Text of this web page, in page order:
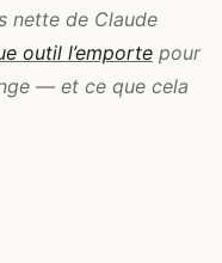
nette de Claude
outil l’emporte pour
— et ce que cela